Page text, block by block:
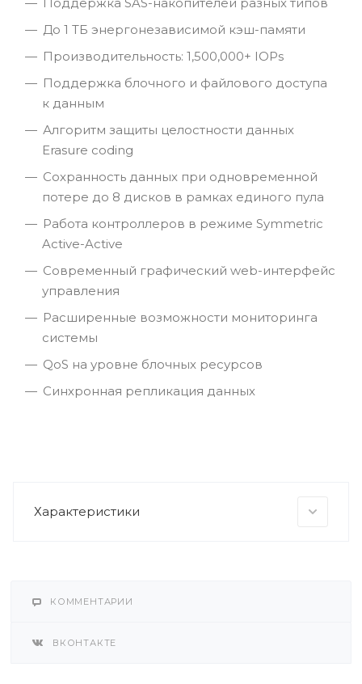
До 1 ТБ энергонезависимой кэш-памяти
Производительность: 1,500,000+ IOPs
Поддержка блочного и файлового доступа
к данным
Алгоритм защиты целостности данных
Erasure coding
Сохранность данных при одновременной
потере до 8 дисков в рамках единого пула
Работа контроллеров в режиме Symmetric
Active-Active
Современный графический web-интерфейс
управления
Расширенные возможности мониторинга
системы
QoS на уровне блочных ресурсов
Cинхронная репликация данных
Характеристики
КОММЕНТАРИИ
ВКОНТАКТЕ